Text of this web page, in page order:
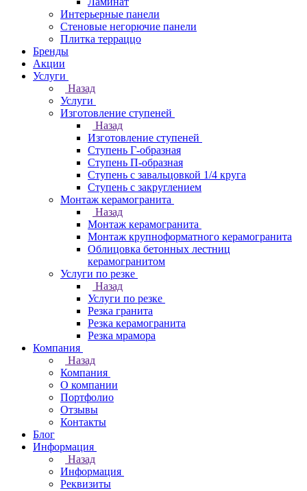
Интерьерные панели
Стеновые негорючие панели
Плитка терраццо
Бренды
Акции
Услуги
Назад
Услуги
Изготовление ступеней
Назад
Изготовление ступеней
Ступень Г-образная
Ступень П-образная
Ступень с завальцовкой 1/4 круга
Ступень с закруглением
Монтаж керамогранита
Назад
Монтаж керамогранита
Монтаж крупноформатного керамогранита
Облицовка бетонных лестниц
керамогранитом
Услуги по резке
Назад
Услуги по резке
Резка гранита
Резка керамогранита
Резка мрамора
Компания
Назад
Компания
О компании
Портфолио
Отзывы
Контакты
Блог
Информация
Назад
Информация
Реквизиты